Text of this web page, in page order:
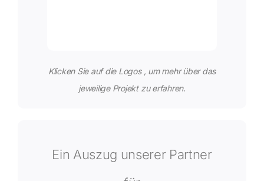
Klicken Sie auf die Logos , um mehr über das
jeweilige Projekt zu erfahren.
Ein Auszug unserer Partner